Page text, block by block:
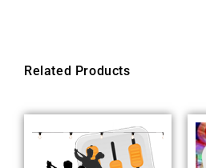
Related Products